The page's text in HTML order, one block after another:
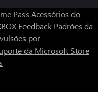
Pass Acessórios do
Feedback Padrões da
por
da Microsoft Store